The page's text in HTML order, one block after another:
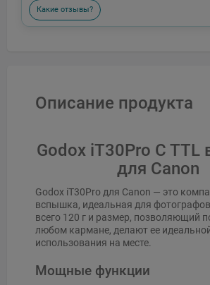
Какие отзывы?
Описание продукта
Godox iT30Pro C
для Canon
Godox iT30Pro для Canon — это
вспышка, идеальная для
всего 120 г и размер, позволяющий
любом кармане, делают ее
использования на месте.
Мощные функции